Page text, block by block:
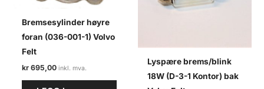
Bremsesylinder høyre
foran (036-001-1) Volvo
Felt
kr 695,00
Lyspære brems/blink
18W (D-3-1 Kontor) bak